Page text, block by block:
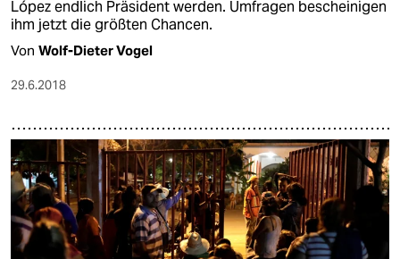
López endlich Präsident werden. Umfragen bescheinigen
ihm jetzt die größten Chancen.
Von Wolf-Dieter Vogel
29.6.2018